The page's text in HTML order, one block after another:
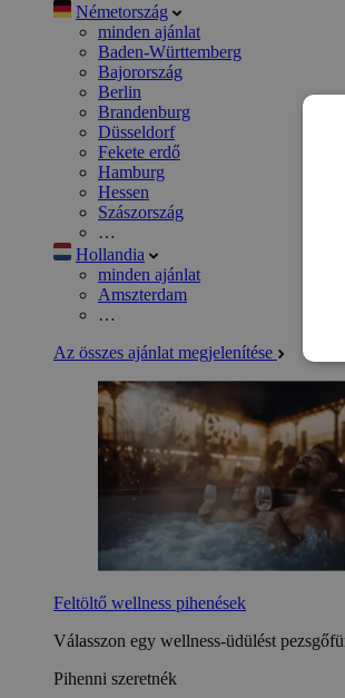
Németország
minden ajánlat
Baden-Württemberg
Bajorország
Berlin
Brandenburg
Düsseldorf
Fekete erdő
Hamburg
Hessen
Szászország
…
Hollandia
minden ajánlat
Amszterdam
…
Az összes ajánlat megjelenítése
Feltöltő wellness pihenések
Válasszon egy wellness-üdülést
Pihenni szeretnék